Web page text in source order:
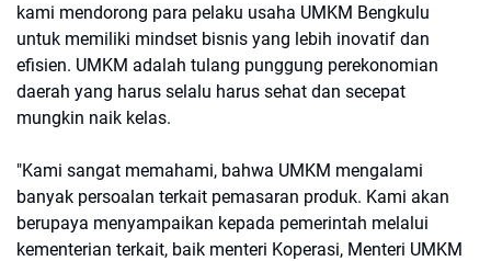
kami mendorong para pelaku usaha UMKM Bengkulu
untuk memiliki mindset bisnis yang lebih inovatif dan
efisien. UMKM adalah tulang punggung perekonomian
daerah yang harus selalu harus sehat dan secepat
mungkin naik kelas.
"Kami sangat memahami, bahwa UMKM mengalami
banyak persoalan terkait pemasaran produk. Kami akan
berupaya menyampaikan kepada pemerintah melalui
kementerian terkait, baik menteri Koperasi, Menteri UMKM